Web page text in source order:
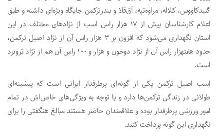
گنبدکاووس، کلاله، مراوه‌تپه، آق‌قلا و بندرترکمن جایگاه ویژه‌ای داشته و طبق
اعلام کارشناسان بیش از ۱۷ هزار راس اسب از نژادهای مختلف در این
استان نگهداری می‌شود که افزون بر ۳ هزار راس آن از نژاد اصیل ترکمن،
حدود هفتهزار راس آن از نژاد دوخون و هزار و ۱۰۰ راس آن هم از نژاد تروبرد
است.
اسب اصیل ترکمن یکی از گونه‌ای پرطرفدار ایرانی است که پیشینه‌ای
طولانی در زندگی ترکمن‌ها دارد و با توجه به ویژگی‌های خاص‌اش در تمام
امور ورزشی پرطرفدار بوده و علاقمندان حاضر هستند مبالغ هنگفتی را برای
نگهداری این گونه پرداخت کنند.